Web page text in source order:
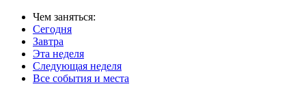
Чем заняться:
Сегодня
Завтра
Эта неделя
Следующая неделя
Все события и места